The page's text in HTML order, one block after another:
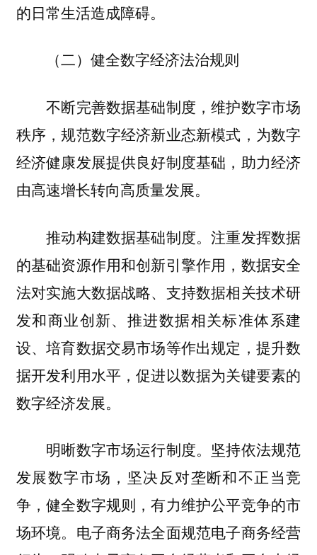
的日常生活造成障碍。
（二）健全数字经济法治规则
不断完善数据基础制度，维护数字市场
秩序，规范数字经济新业态新模式，为数字
经济健康发展提供良好制度基础，助力经济
由高速增长转向高质量发展。
推动构建数据基础制度。注重发挥数据
的基础资源作用和创新引擎作用，数据安全
法对实施大数据战略、支持数据相关技术研
发和商业创新、推进数据相关标准体系建
设、培育数据交易市场等作出规定，提升数
据开发利用水平，促进以数据为关键要素的
数字经济发展。
明晰数字市场运行制度。坚持依法规范
发展数字市场，坚决反对垄断和不正当竞
争，健全数字规则，有力维护公平竞争的市
场环境。电子商务法全面规范电子商务经营